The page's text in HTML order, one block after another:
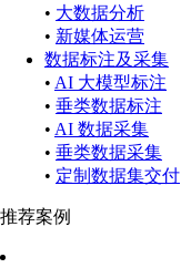
• 大数据分析
• 新媒体运营
数据标注及采集
• AI 大模型标注
• 垂类数据标注
• AI 数据采集
• 垂类数据采集
• 定制数据集交付
推荐案例